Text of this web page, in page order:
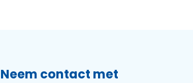
Neem contact met